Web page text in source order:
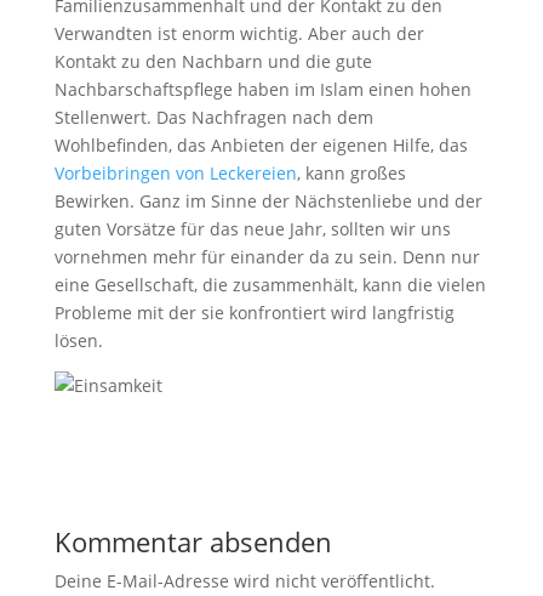
Familienzusammenhalt und der Kontakt zu den
Verwandten ist enorm wichtig. Aber auch der
Kontakt zu den Nachbarn und die gute
Nachbarschaftspflege haben im Islam einen hohen
Stellenwert. Das Nachfragen nach dem
Wohlbefinden, das Anbieten der eigenen Hilfe, das
Vorbeibringen von Leckereien, kann großes
Bewirken. Ganz im Sinne der Nächstenliebe und der
guten Vorsätze für das neue Jahr, sollten wir uns
vornehmen mehr für einander da zu sein. Denn nur
eine Gesellschaft, die zusammenhält, kann die vielen
Probleme mit der sie konfrontiert wird langfristig
lösen.
Kommentar absenden
Deine E-Mail-Adresse wird nicht veröffentlicht.